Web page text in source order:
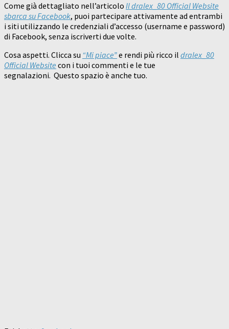
Come già dettagliato nell’articolo Il dralex_80 Official Website
sbarca su Facebook, puoi partecipare attivamente ad entrambi
i siti utilizzando le credenziali d’accesso (username e password)
di Facebook, senza iscriverti due volte.
Cosa aspetti. Clicca su “Mi piace”e rendi più ricco il dralex_80
Official Website con i tuoi commenti e le tue
segnalazioni. Questo spazio è anche tuo.